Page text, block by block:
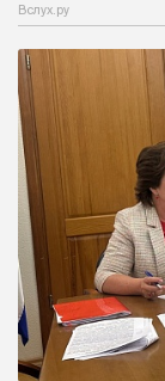
Вслух.ру